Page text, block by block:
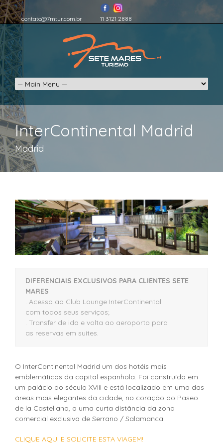
contato@7mtur.com.br 11 3121 2888
InterContinental Madrid
Madrid
DIFERENCIAIS EXCLUSIVOS PARA CLIENTES SETE
MARES
. Acesso ao Club Lounge InterContinental
com todos seus serviços;
. Transfer de ida e volta ao aeroporto para
as reservas em suítes.
O InterContinental Madrid um dos hotéis mais
emblemáticos da capital espanhola. Foi construído em
um palácio do século XVIII e está localizado em uma das
áreas mais elegantes da cidade, no coração do Paseo
de la Castellana, a uma curta distância da zona
comercial exclusiva de Serrano / Salamanca.
CLIQUE AQUI E SOLICITE ESTA VIAGEM!